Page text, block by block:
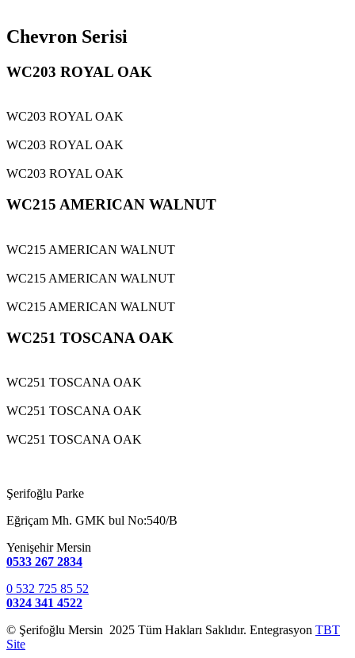
Chevron Serisi
WC203 ROYAL OAK
WC203 ROYAL OAK
WC203 ROYAL OAK
WC203 ROYAL OAK
WC215 AMERICAN WALNUT
WC215 AMERICAN WALNUT
WC215 AMERICAN WALNUT
WC215 AMERICAN WALNUT
WC251 TOSCANA OAK
WC251 TOSCANA OAK
WC251 TOSCANA OAK
WC251 TOSCANA OAK
Şerifoğlu Parke
Eğriçam Mh. GMK bul No:540/B
Yenişehir Mersin
0533 267 2834
0 532 725 85 52
0324 341 4522
© Şerifoğlu Mersin 2025 Tüm Hakları Saklıdır. Entegrasyon TBT
Site